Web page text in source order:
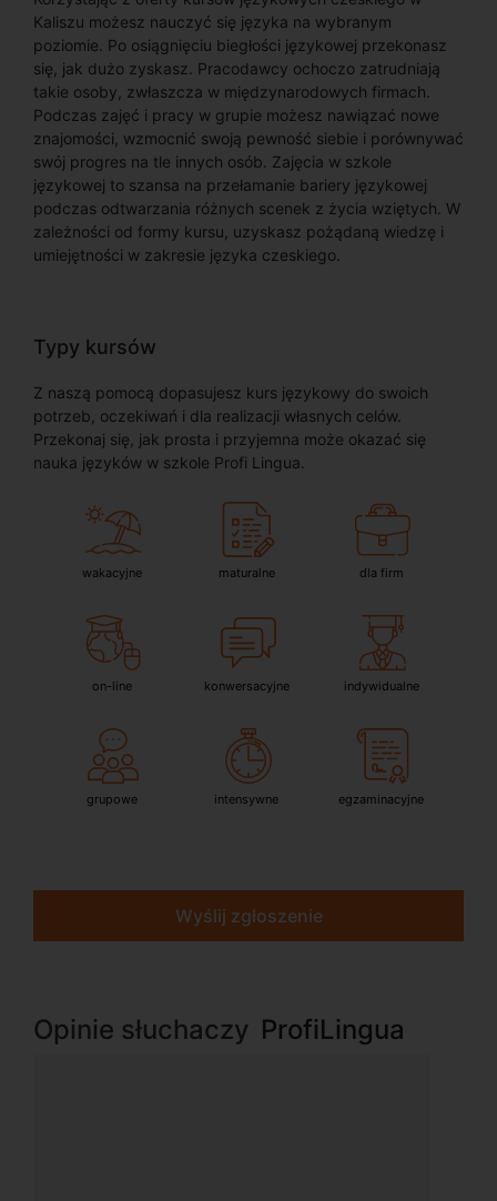
Kaliszu możesz nauczyć się języka na wybranym
poziomie. Po osiągnięciu biegłości językowej przekonasz
się, jak dużo zyskasz. Pracodawcy ochoczo zatrudniają
takie osoby, zwłaszcza w międzynarodowych firmach.
Podczas zajęć i pracy w grupie możesz nawiązać nowe
znajomości, wzmocnić swoją pewność siebie i porównywać
swój progres na tle innych osób. Zajęcia w szkole
językowej to szansa na przełamanie bariery językowej
podczas odtwarzania różnych scenek z życia wziętych. W
zależności od formy kursu, uzyskasz pożądaną wiedzę i
umiejętności w zakresie języka czeskiego.
Typy kursów
Z naszą pomocą dopasujesz kurs językowy do swoich
potrzeb, oczekiwań i dla realizacji własnych celów.
Przekonaj się, jak prosta i przyjemna może okazać się
nauka języków w szkole Profi Lingua.
wakacyjne maturalne dla firm
on-line konwersacyjne indywidualne
grupowe intensywne egzaminacyjne
Wyślij zgłoszenie
Opinie słuchaczy ProfiLingua